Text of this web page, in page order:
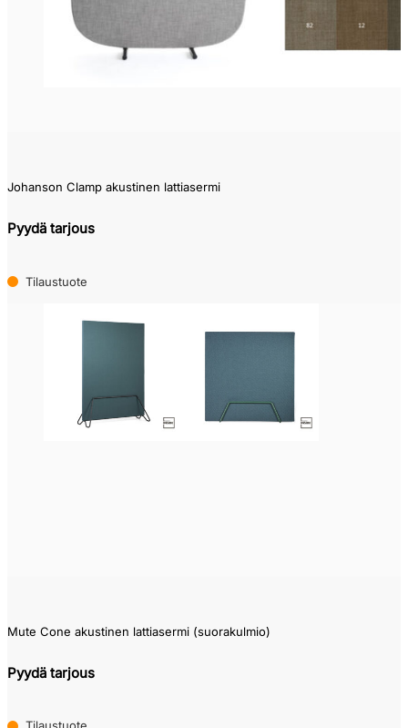
Johanson Clamp akustinen lattiasermi
Pyydä tarjous
Tilaustuote
Mute Cone akustinen lattiasermi (suorakulmio)
Pyydä tarjous